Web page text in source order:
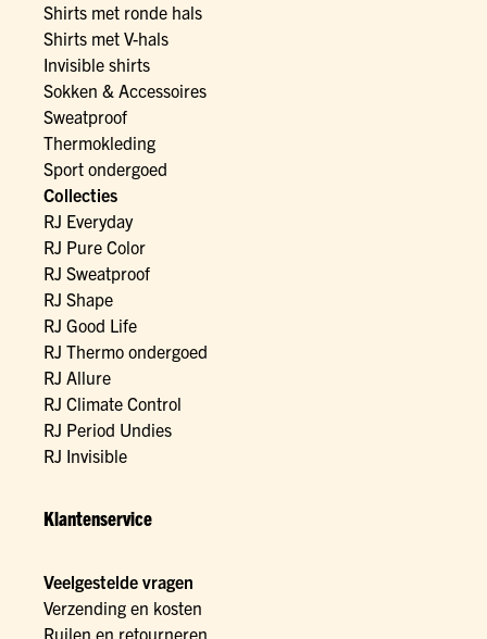
Shirts met ronde hals
Shirts met V-hals
Invisible shirts
Sokken & Accessoires
Sweatproof
Thermokleding
Sport ondergoed
Collecties
RJ Everyday
RJ Pure Color
RJ Sweatproof
RJ Shape
RJ Good Life
RJ Thermo ondergoed
RJ Allure
RJ Climate Control
RJ Period Undies
RJ Invisible
Klantenservice
Veelgestelde vragen
Verzending en kosten
Ruilen en retourneren